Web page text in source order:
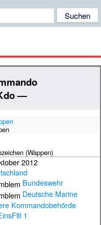
—
(Wappen)
2012
Bundeswehr
Deutsche Marine
Kommandobehörde
1